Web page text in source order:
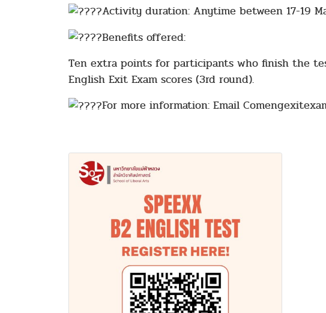
Activity duration: Anytime between 17-19
Benefits offered:
Ten extra points for participants who finish the
English Exit Exam scores (3rd round).
For more information: Email